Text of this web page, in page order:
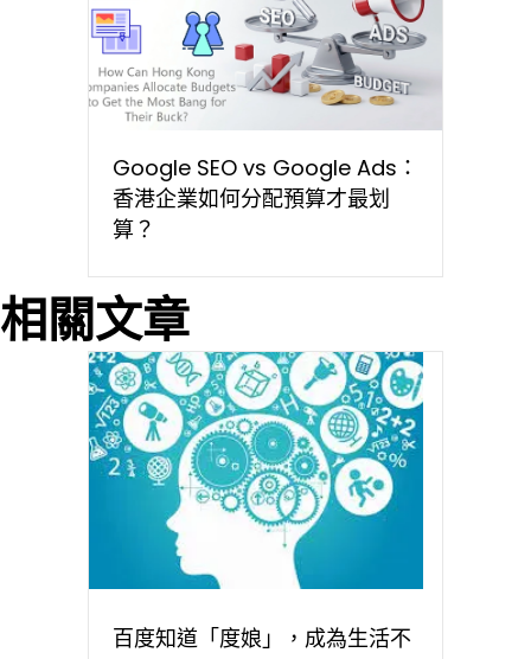
Google SEO vs Google Ads：
香港企業如何分配預算才最划
算？
相關文章
百度知道「度娘」，成為生活不